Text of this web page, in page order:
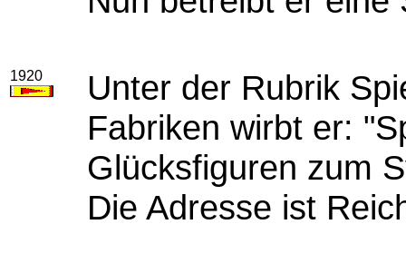
1920
Unter der Rubrik
Fabriken wirbt er:
Glücksfiguren zum
Die Adresse ist